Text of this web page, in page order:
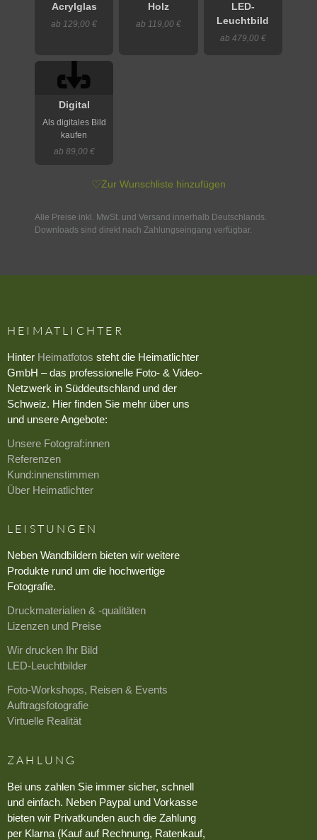
Acrylglas
ab 129,00 €
Holz
ab 119,00 €
LED-
Leuchtbild
ab 479,00 €
Digital
Als digitales Bild
kaufen
ab 89,00 €
♡Zur Wunschliste hinzufügen
Alle Preise inkl. MwSt. und Versand innerhalb Deutschlands.
Downloads sind direkt nach Zahlungseingang verfügbar.
HEIMATLICHTER
Hinter Heimatfotos steht die Heimatlichter
GmbH – das professionelle Foto- & Video-
Netzwerk in Süddeutschland und der
Schweiz. Hier finden Sie mehr über uns
und unsere Angebote:
Unsere Fotograf:innen
Referenzen
Kund:innenstimmen
Über Heimatlichter
LEISTUNGEN
Neben Wandbildern bieten wir weitere
Produkte rund um die hochwertige
Fotografie.
Druckmaterialien & -qualitäten
Lizenzen und Preise
Wir drucken Ihr Bild
LED-Leuchtbilder
Foto-Workshops, Reisen & Events
Auftragsfotografie
Virtuelle Realität
ZAHLUNG
Bei uns zahlen Sie immer sicher, schnell
und einfach. Neben Paypal und Vorkasse
bieten wir Privatkunden auch die Zahlung
per Klarna (Kauf auf Rechnung, Ratenkauf,